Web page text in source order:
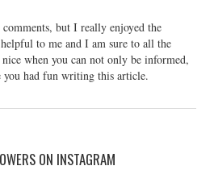
but I really enjoyed the
to me and I am sure to all the
when you can not only be informed,
you had fun writing this article.
ON INSTAGRAM